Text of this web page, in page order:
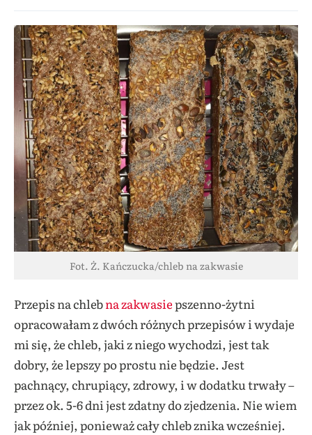
Fot. Ż. Kańczucka/chleb na zakwasie
Przepis na chlebna zakwasiepszenno-żytni
opracowałam z dwóch różnych przepisów i wydaje
mi się, że chleb, jaki z niego wychodzi, jest tak
dobry, że lepszy po prostu nie będzie. Jest
pachnący, chrupiący, zdrowy, i w dodatku trwały –
przez ok. 5-6 dni jest zdatny do zjedzenia. Nie wiem
jak później, ponieważ cały chleb znika wcześniej.